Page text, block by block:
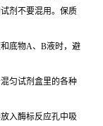
剂不要混用。保质
底物A、B液时，避
匀试剂盒里的各种
入酶标反应孔中吸